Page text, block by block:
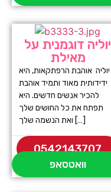
יוליה דוגמנית על
מאילת
יוליה אוהבת הרפתקאות, היא
ידידותית מאוד ותמיד אוהבת
להכיר אנשים חדשים. היא
תפתח את כל החושים שלך
ואת הנשמה שלך […]
0542143707
וואטסאפ